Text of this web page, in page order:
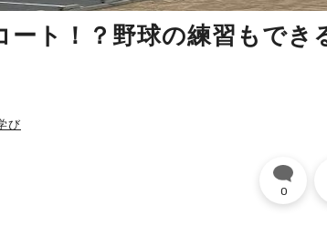
ート！？野球の練習もでき
び
0